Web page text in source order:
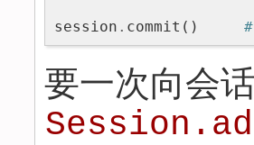
session . commit ()
要一次向会